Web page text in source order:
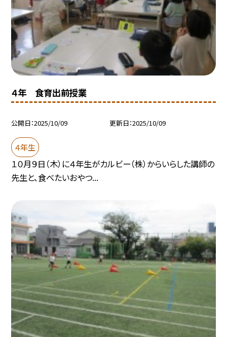
４年 食育出前授業
公開日 2025/10/09 更新日 2025/10/09
４年生
１０月９日（木）に４年生がカルビー（株）からいらした講師の
先生と、食べたいおやつ...